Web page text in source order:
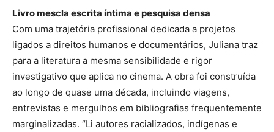
Livro mescla escrita íntima e pesquisa densa
Com uma trajetória profissional dedicada a projetos
ligados a direitos humanos e documentários, Juliana traz
para a literatura a mesma sensibilidade e rigor
investigativo que aplica no cinema. A obra foi construída
ao longo de quase uma década, incluindo viagens,
entrevistas e mergulhos em bibliografias frequentemente
marginalizadas. “Li autores racializados, indígenas e